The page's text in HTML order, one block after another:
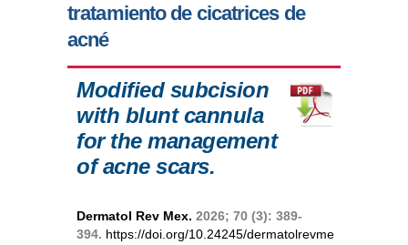
tratamiento de cicatrices de
acné
Modified subcision
with blunt cannula
for the management
of acne scars.
Dermatol Rev Mex. 2026; 70 (3): 389-
394. https://doi.org/10.24245/dermatolrevme